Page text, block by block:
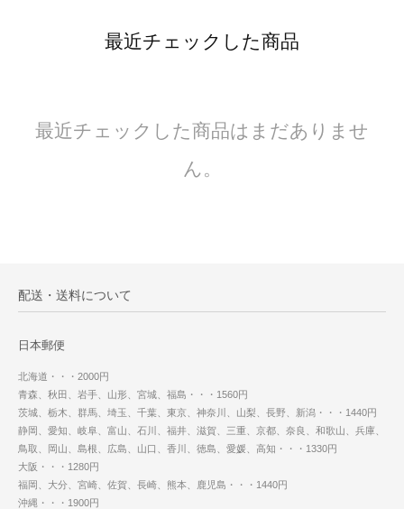
最近チェックした商品
最近チェックした商品はまだありませ
ん。
配送・送料について
日本郵便
北海道・・・2000円
青森、秋田、岩手、山形、宮城、福島・・・1560円
茨城、栃木、群馬、埼玉、千葉、東京、神奈川、山梨、長野、新潟・・・1440円
静岡、愛知、岐阜、富山、石川、福井、滋賀、三重、京都、奈良、和歌山、兵庫、
鳥取、岡山、島根、広島、山口、香川、徳島、愛媛、高知・・・1330円
大阪・・・1280円
福岡、大分、宮崎、佐賀、長崎、熊本、鹿児島・・・1440円
沖縄・・・1900円